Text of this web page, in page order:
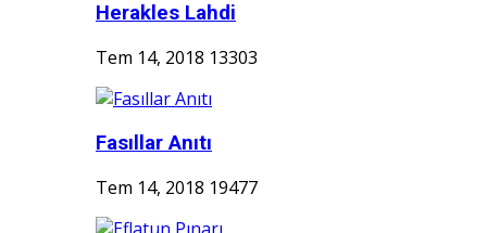
Herakles Lahdi
Tem 14, 2018 13303
Fasıllar Anıtı
Tem 14, 2018 19477